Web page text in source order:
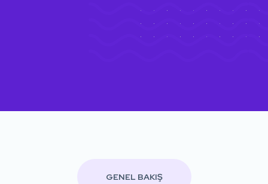
GENEL BAKIŞ